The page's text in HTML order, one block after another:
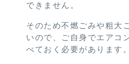
できません。
そのため不燃ごみや粗大
いので、ご自身でエアコ
べておく必要があります。